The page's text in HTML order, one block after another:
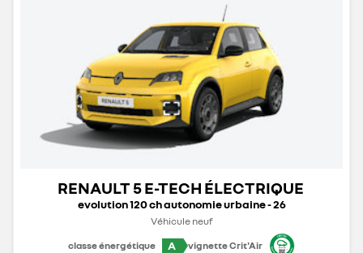
RENAULT 5 E-TECH ÉLECTRIQUE
evolution 120 ch autonomie urbaine - 26
Véhicule neuf
classe énergétique
A vignette Crit'Air